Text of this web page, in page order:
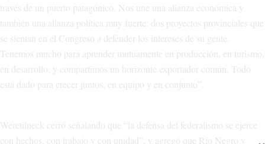
través de un puerto patagónico. Nos une una alianza económica y
también una alianza política muy fuerte: dos proyectos provinciales que
se sientan en el Congreso a defender los intereses de su gente.
Tenemos mucho para aprender mutuamente en producción, en turismo,
en desarrollo; y compartimos un horizonte exportador común. Todo
está dado para crecer juntos, en equipo y en conjunto”.
Weretilneck cerró señalando que “la defensa del federalismo se ejerce
con hechos, con trabajo y con unidad”, y agregó que Río Negro y